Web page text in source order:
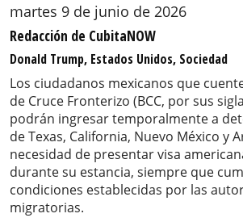
martes 9 de junio de 2026
Redacción de CubitaNOW
Donald Trump, Estados Unidos, Sociedad
Los ciudadanos mexicanos que
de Cruce Fronterizo (BCC, por sus
podrán ingresar temporalmente a
de Texas, California, Nuevo México y
necesidad de presentar visa
durante su estancia, siempre que
condiciones establecidas por las
migratorias.